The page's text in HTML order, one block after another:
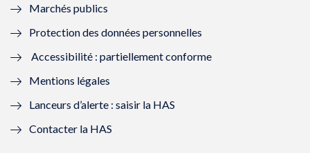
n
ê
t
r
e
)
n
ê
r
ê
t
e
ê
Marchés publics
Protection des données personnelles
Accessibilité : partiellement conforme
Mentions légales
Lanceurs d’alerte : saisir la HAS
Contacter la HAS